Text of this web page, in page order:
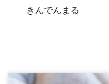
きんでんまる